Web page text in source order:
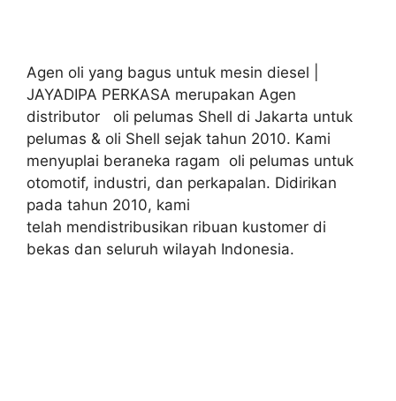
Agen oli yang bagus untuk mesin diesel |
JAYADIPA PERKASA merupakan Agen
distributor oli pelumas Shell di Jakarta untuk
pelumas & oli Shell sejak tahun 2010. Kami
menyuplai beraneka ragam oli pelumas untuk
otomotif, industri, dan perkapalan. Didirikan
pada tahun 2010, kami
telah mendistribusikan ribuan kustomer di
bekas dan seluruh wilayah Indonesia.